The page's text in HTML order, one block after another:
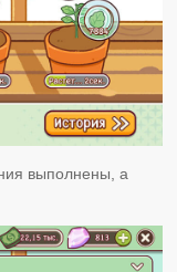
выполнены, а